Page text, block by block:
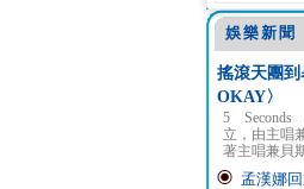
娛樂新聞
搖滾天團
OKAY〉
5 Seconds
立，由主唱
著主唱兼貝
孟漢娜回